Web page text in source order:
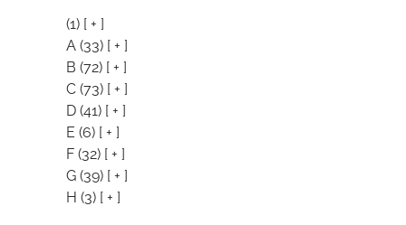
(1) [ + ]
A (33) [ + ]
B (72) [ + ]
C (73) [ + ]
D (41) [ + ]
E (6) [ + ]
F (32) [ + ]
G (39) [ + ]
H (3) [ + ]